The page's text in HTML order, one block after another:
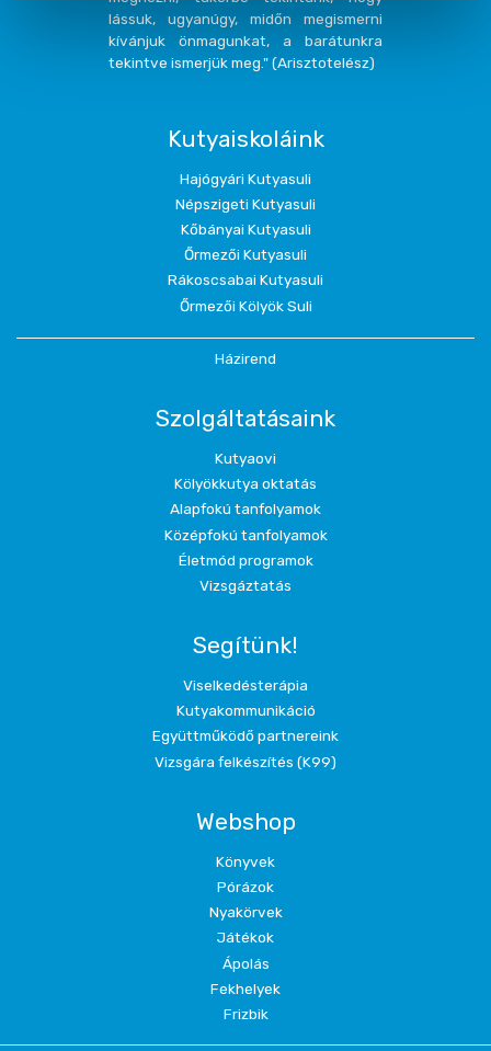
lássuk, ugyanúgy, midőn megismerni
kívánjuk önmagunkat, a barátunkra
tekintve ismerjük meg." (Arisztotelész)
Kutyaiskoláink
Hajógyári Kutyasuli
Népszigeti Kutyasuli
Kőbányai Kutyasuli
Őrmezői Kutyasuli
Rákoscsabai Kutyasuli
Őrmezői Kölyök Suli
Házirend
Szolgáltatásaink
Kutyaovi
Kölyökkutya oktatás
Alapfokú tanfolyamok
Középfokú tanfolyamok
Életmód programok
Vizsgáztatás
Segítünk!
Viselkedésterápia
Kutyakommunikáció
Együttműködő partnereink
Vizsgára felkészítés (K99)
Webshop
Könyvek
Pórázok
Nyakörvek
Játékok
Ápolás
Fekhelyek
Frizbik